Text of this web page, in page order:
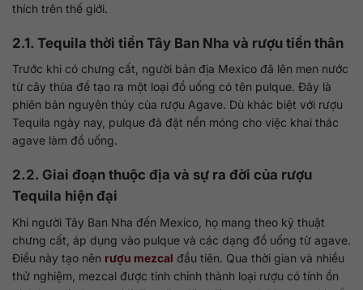
thích trên thế giới.
2.1. Tequila thời tiền Tây Ban Nha và rượu tiền thân
Trước khi có chưng cất, người bản địa Mexico đã lên men nước
từ cây thùa để tạo ra một loại đồ uống có tên pulque. Đây là
phiên bản nguyên thủy của rượu Agave. Dù khác biệt với rượu
Tequila ngày nay, pulque đã đặt nền móng cho việc khai thác
agave làm đồ uống.
2.2. Giai đoạn thuộc địa và sự ra đời của rượu
Tequila hiện đại
Khi người Tây Ban Nha đến Mexico, họ mang theo kỹ thuật
chưng cất, áp dụng vào pulque và các dạng đồ uống từ agave.
Điều này tạo nên rượu mezcal đầu tiên. Qua thời gian và nhiều
thử nghiệm, mezcal được tinh chỉnh thành loại rượu có tính ổn